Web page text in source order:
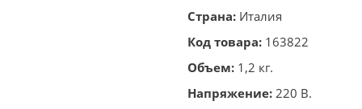
клик
Страна: Италия
Код товара: 163822
Объем: 1,2 кг.
Напряжение: 220 В.